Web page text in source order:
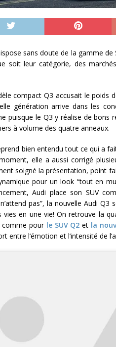
sans doute de la gamme de
soit leur catégorie, des
compact Q3 accusait le poids
génération arrive dans les
puisque le Q3 y réalise de
à volume des quatre anneaux.
bien entendu tout ce qui a
elle a aussi corrigé
soigné la présentation, point
pour un look “tout en
Audi place son SUV
pas”, la nouvelle Audi
en une vie! On retrouve la
comme pour le SUV Q2 et la
entre l’émotion et l’intensité de